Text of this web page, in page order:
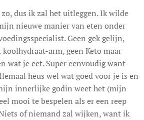
dus ik zal het uitleggen. Ik wilde
nieuwe manier van eten onder
Geen gek gelijn,
arm, geen Keto maar
wat je eet. Super eenvoudig want
heus wel wat goed voor je is en
innerlijke godin weet het (mijn
mooi te bespelen als er een reep
of niemand zal wijken, want ik